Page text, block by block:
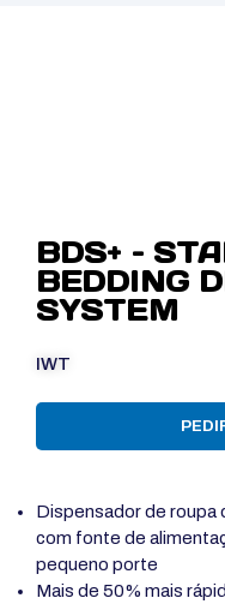
BDS+ –
BEDDING
SYSTEM
IWT
Dispensador de roupa
com fonte de
pequeno porte
Mais de 50% mais